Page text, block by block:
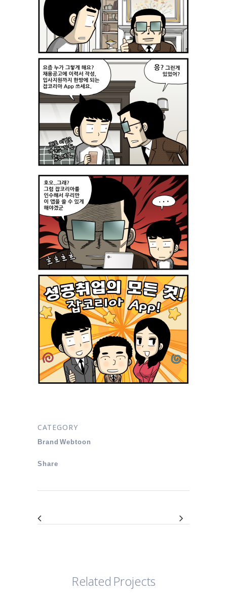
CATEGORY
Brand Webtoon
Share
Related Projects